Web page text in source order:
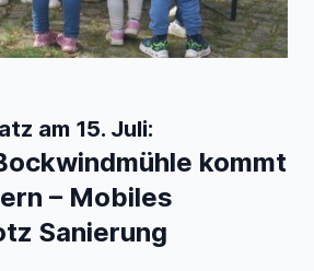
am 15. Juli:
kommt
– Mobiles
Sanierung